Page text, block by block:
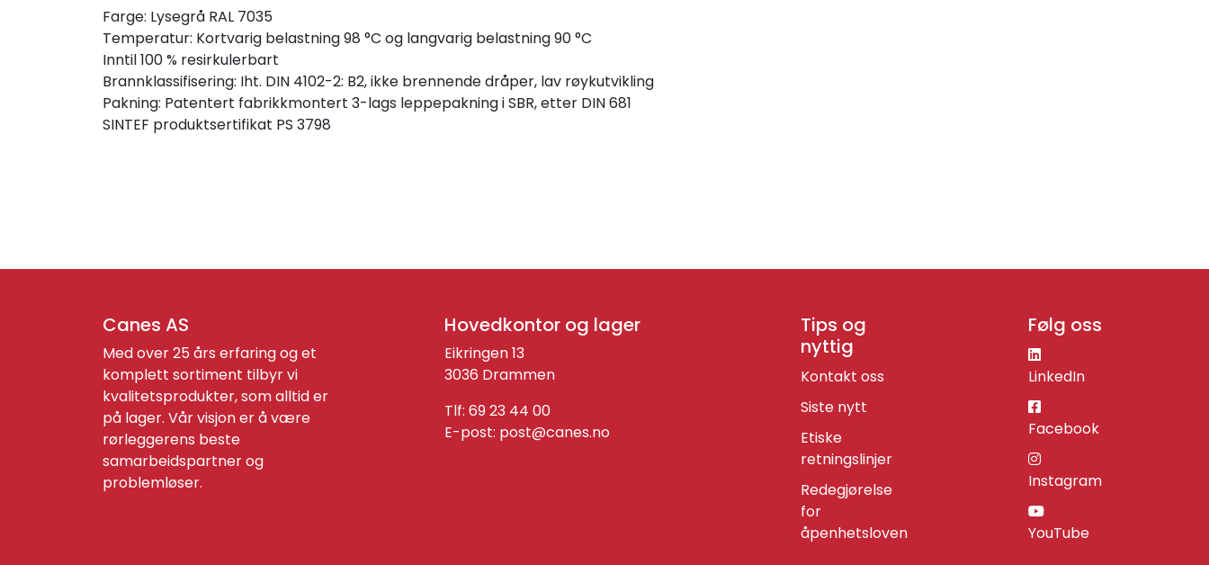
Farge: Lysegrå RAL 7035
Temperatur: Kortvarig belastning 98 °C og langvarig belastning 90 °C
Inntil 100 % resirkulerbart
Brannklassifisering: Iht. DIN 4102-2: B2, ikke brennende dråper, lav røykutvikling
Pakning: Patentert fabrikkmontert 3-lags leppepakning i SBR, etter DIN 681
SINTEF produktsertifikat PS 3798
Canes AS
Med over 25 års erfaring og et
komplett sortiment tilbyr vi
kvalitetsprodukter, som alltid er
på lager. Vår visjon er å være
rørleggerens beste
samarbeidspartner og
problemløser.
Hovedkontor og lager
Eikringen 13
3036 Drammen
Tlf: 69 23 44 00
E-post: post@canes.no
Tips og
nyttig
Kontakt oss
Siste nytt
Etiske
retningslinjer
Redegjørelse
for
åpenhetsloven
Følg oss
LinkedIn
Facebook
Instagram
YouTube